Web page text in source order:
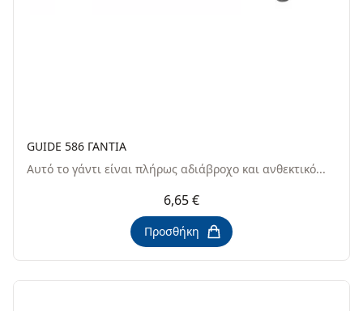
GUIDE 586 ΓΑΝΤΙΑ
Αυτό το γάντι είναι πλήρως αδιάβροχο και ανθεκτικό...
6,65 €
Προσθήκη